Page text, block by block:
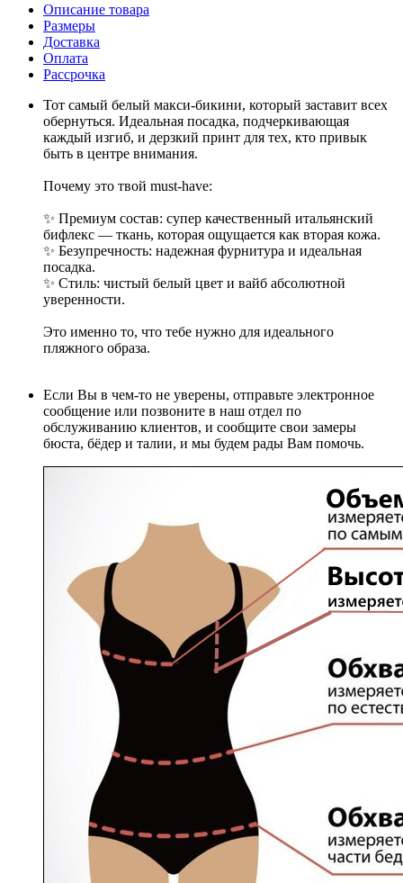
Описание товара
Размеры
Доставка
Оплата
Рассрочка
Тот самый белый макси-бикини, который заставит всех
обернуться. Идеальная посадка, подчеркивающая
каждый изгиб, и дерзкий принт для тех, кто привык
быть в центре внимания.
Почему это твой must-have:
✨ Премиум состав: супер качественный итальянский
бифлекс — ткань, которая ощущается как вторая кожа.
✨ Безупречность: надежная фурнитура и идеальная
посадка.
✨ Стиль: чистый белый цвет и вайб абсолютной
уверенности.
Это именно то, что тебе нужно для идеального
пляжного образа.
Если Вы в чем-то не уверены, отправьте электронное
сообщение или позвоните в наш отдел по
обслуживанию клиентов, и сообщите свои замеры
бюста, бёдер и талии, и мы будем рады Вам помочь.